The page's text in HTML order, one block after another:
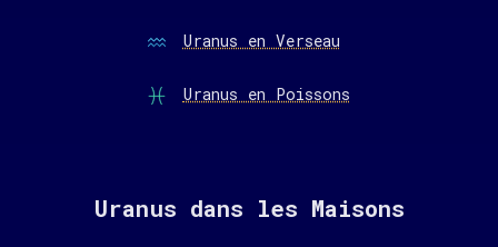
Uranus en Verseau
Uranus en Poissons
Uranus dans les Maisons